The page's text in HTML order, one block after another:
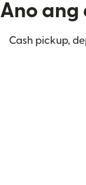
Ano ang
Cash pickup,